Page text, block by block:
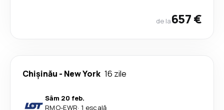
de la657 €
Chişinău - New York 16 zile
Sâm 20 feb.
RMO-EWR· 1 escală